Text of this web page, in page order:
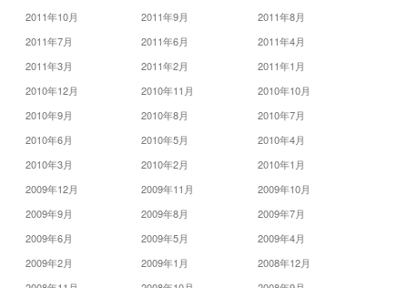
2011年10月
2011年9月
2011年8月
2011年7月
2011年6月
2011年4月
2011年3月
2011年2月
2011年1月
2010年12月
2010年11月
2010年10月
2010年9月
2010年8月
2010年7月
2010年6月
2010年5月
2010年4月
2010年3月
2010年2月
2010年1月
2009年12月
2009年11月
2009年10月
2009年9月
2009年8月
2009年7月
2009年6月
2009年5月
2009年4月
2009年2月
2009年1月
2008年12月